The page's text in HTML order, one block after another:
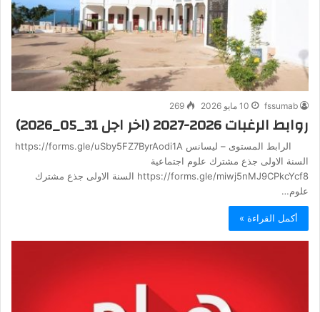
fssumab 10 مايو 2026 269
روابط الرغبات 2026-2027 (اخر اجل 31_05_2026)
الرابط المستوى – ليسانس https://forms.gle/uSby5FZ7ByrAodi1A
السنة الاولى جذع مشترك علوم اجتماعية
https://forms.gle/miwj5nMJ9CPkcYcf8 السنة الاولى جذع مشترك
علوم…
أكمل القراءة »